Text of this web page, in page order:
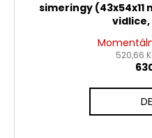
simeringy (43x54x11
520,66